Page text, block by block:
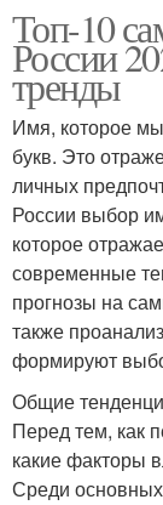
Топ-10
России
тренды
Имя, которое
букв. Это
личных
России выбор
которое
современные
прогнозы на
также
формируют
Общие
Перед тем, как
какие факторы
Среди